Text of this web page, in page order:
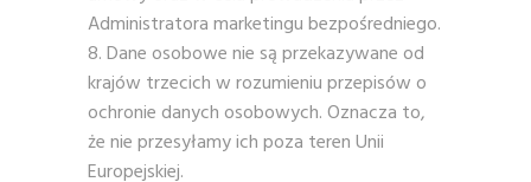
Administratora marketingu bezpośredniego.
Dane osobowe nie są przekazywane od
krajów trzecich w rozumieniu przepisów o
ochronie danych osobowych. Oznacza to,
że nie przesyłamy ich poza teren Unii
Europejskiej.